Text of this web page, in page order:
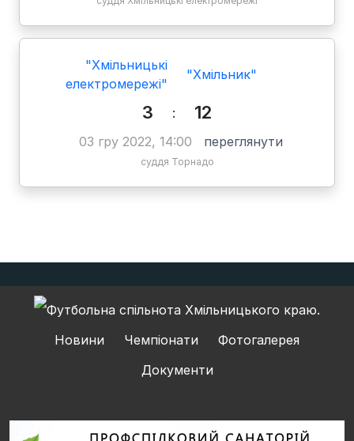
"Хмільницькі
електромережі"
"Хмільник"
3 : 12
03 гру 2022, 14:00 переглянути
суддя Торнадо
Новини Чемпіонати
Фотогалерея
Документи